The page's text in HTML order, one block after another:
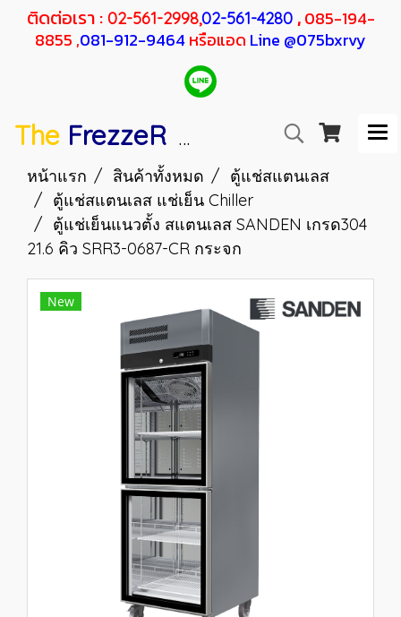
ติดต่อเรา : 02-561-2998,02-561-4280 ,085-194-
8855 ,081-912-9464หรือแอด Line @075bxrvy
The FrezzeR SANDEN F RESHER
หน้าแรก สินค้าทั้งหมด
ตู้แช่สแตนเลส
ตู้แช่สแตนเลส แช่เย็น Chiller
ตู้แช่เย็นแนวตั้ง สแตนเลส SANDEN เกรด304
21.6 คิว SRR3-0687-CR กระจก
New